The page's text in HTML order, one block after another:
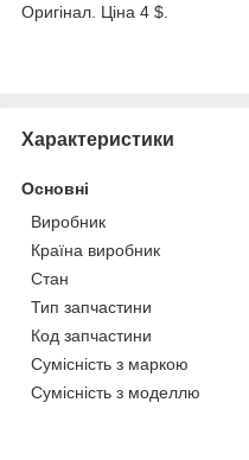
Оригінал. Ціна 4 $.
Характеристики
Основні
Виробник
Країна виробник
Стан
Тип запчастини
Код запчастини
Сумісність з маркою
Сумісність з моделлю